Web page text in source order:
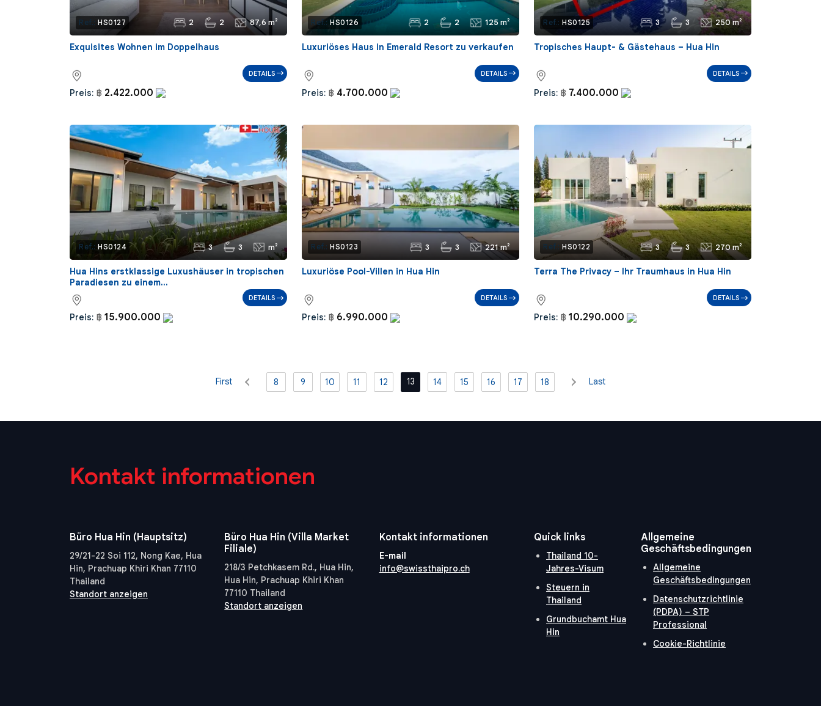
Ref.: HS0127 2 2 87,6 m²
Exquisites Wohnen im Doppelhaus
Preis: ฿ 2.422.000
DETAILS
Ref.: HS0126 2 2 125 m²
Luxuriöses Haus in Emerald Resort zu verkaufen
Preis: ฿ 4.700.000
DETAILS
Ref.: HS0125 3 3 250 m²
Tropisches Haupt- & Gästehaus – Hua Hin
Preis: ฿ 7.400.000
DETAILS
Ref.: HS0124 3 3 m²
Hua Hins erstklassige Luxushäuser in tropischen
Paradiesen zu einem...
Preis: ฿ 15.900.000
DETAILS
Ref.: HS0123 3 3 221 m²
Luxuriöse Pool-Villen in Hua Hin
Preis: ฿ 6.990.000
DETAILS
Ref.: HS0122 3 3 270 m²
Terra The Privacy – Ihr Traumhaus in Hua Hin
Preis: ฿ 10.290.000
DETAILS
First 8 9 10 11 12 13 14 15 16 17 18 Last
Kontakt informationen
Büro Hua Hin (Hauptsitz)
29/21-22 Soi 112, Nong Kae, Hua
Hin, Prachuap Khiri Khan 77110
Thailand
Standort anzeigen
Büro Hua Hin (Villa Market
Filiale)
218/3 Petchkasem Rd., Hua Hin,
Hua Hin, Prachuap Khiri Khan
77110 Thailand
Standort anzeigen
Kontakt informationen
E-mail
info@swissthaipro.ch
Quick links
Thailand 10-
Jahres-Visum
Steuern in
Thailand
Grundbuchamt Hua
Hin
Allgemeine
Geschäftsbedingungen
Allgemeine
Geschäftsbedingungen
Datenschutzrichtlinie
(PDPA) – STP
Professional
Cookie-Richtlinie